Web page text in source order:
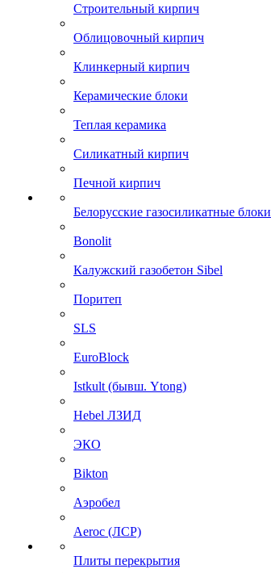
Строительный кирпич
Облицовочный кирпич
Клинкерный кирпич
Керамические блоки
Теплая керамика
Силикатный кирпич
Печной кирпич
Белорусские газосиликатные блоки
Bonolit
Калужский газобетон Sibel
Поритеп
SLS
EuroBlock
Istkult (бывш. Ytong)
Hebel ЛЗИД
ЭКО
Bikton
Аэробел
Aeroc (ЛСР)
Плиты перекрытия